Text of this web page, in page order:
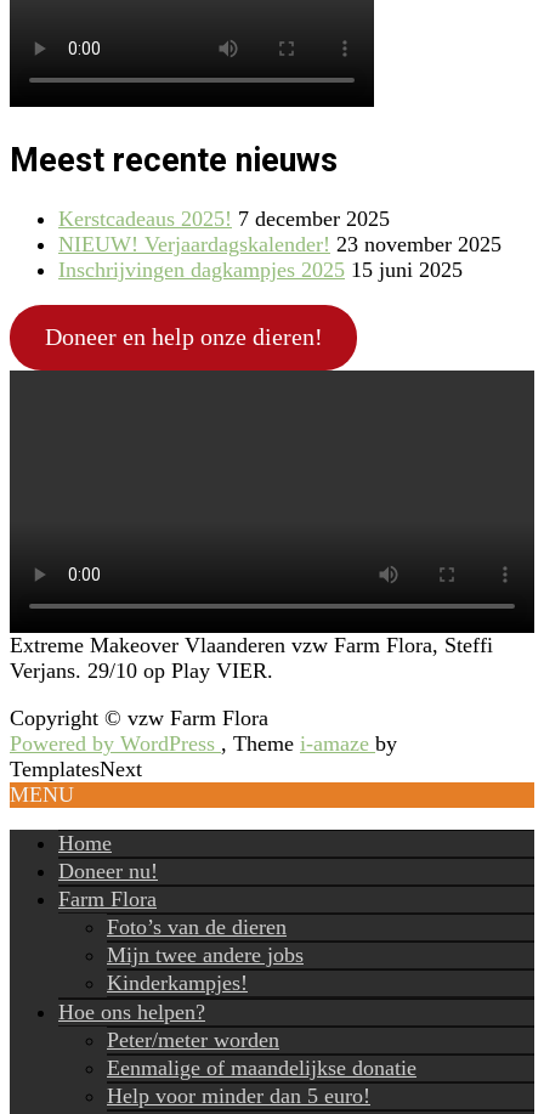
Meest recente nieuws
Kerstcadeaus 2025! 7 december 2025
NIEUW! Verjaardagskalender! 23 november 2025
Inschrijvingen dagkampjes 2025 15 juni 2025
Doneer en help onze dieren!
Extreme Makeover Vlaanderen vzw Farm Flora, Steffi
Verjans. 29/10 op Play VIER.
Copyright © vzw Farm Flora
Powered by WordPress , Theme i-amaze by
TemplatesNext
MENU
Home
Doneer nu!
Farm Flora
Foto’s van de dieren
Mijn twee andere jobs
Kinderkampjes!
Hoe ons helpen?
Peter/meter worden
Eenmalige of maandelijkse donatie
Help voor minder dan 5 euro!